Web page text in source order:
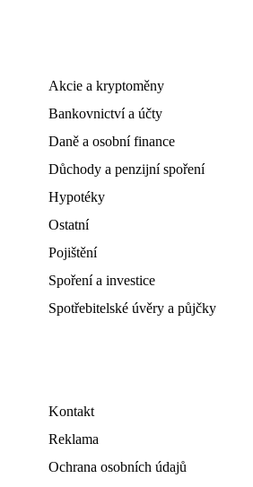
Akcie a kryptoměny
Bankovnictví a účty
Daně a osobní finance
Důchody a penzijní spoření
Hypotéky
Ostatní
Pojištění
Spoření a investice
Spotřebitelské úvěry a půjčky
Kontakt
Reklama
Ochrana osobních údajů